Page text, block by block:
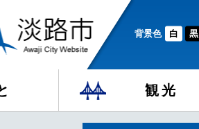
背景色 白 黒
観光